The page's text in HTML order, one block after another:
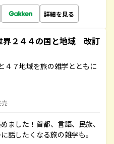
詳細を見る
２４４の国と地域 改訂
４７地域を旅の雑学とともに
売
ました！首都、言語、民族、
話したくなる旅の雑学も。